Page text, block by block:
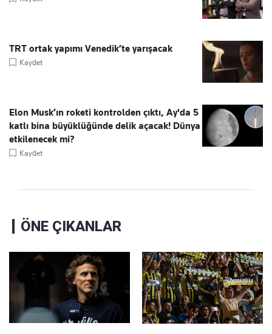
TRT ortak yapımı Venedik’te yarışacak
Kaydet
Elon Musk’ın roketi kontrolden çıktı, Ay'da 5
katlı bina büyüklüğünde delik açacak! Dünya
etkilenecek mi?
Kaydet
ÖNE ÇIKANLAR